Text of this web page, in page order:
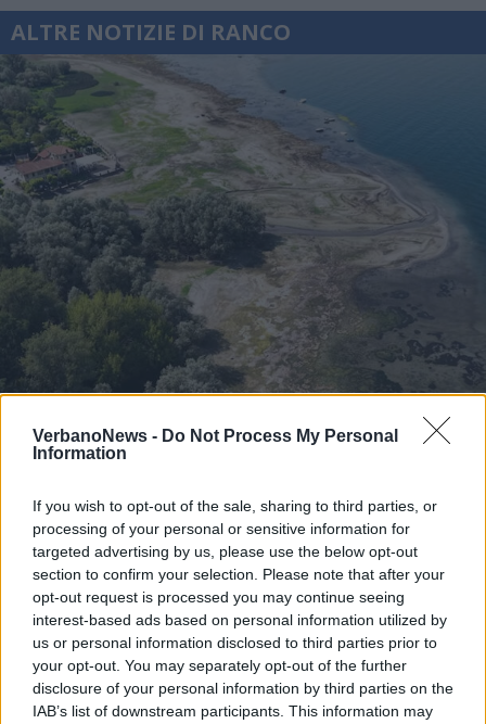
VerbanoNews - Do Not Process My Personal
Information
If you wish to opt-out of the sale, sharing to third parties, or
processing of your personal or sensitive information for
targeted advertising by us, please use the below opt-out
section to confirm your selection. Please note that after your
opt-out request is processed you may continue seeing
interest-based ads based on personal information utilized by
us or personal information disclosed to third parties prior to
your opt-out. You may separately opt-out of the further
disclosure of your personal information by third parties on the
IAB’s list of downstream participants. This information may
ALTRE NOTIZIE DI RANCO
Barche in secca e sassi che
spuntano dalla terra: il sorvolo
sulla sponda varesina del lago
Maggiore in ritirata